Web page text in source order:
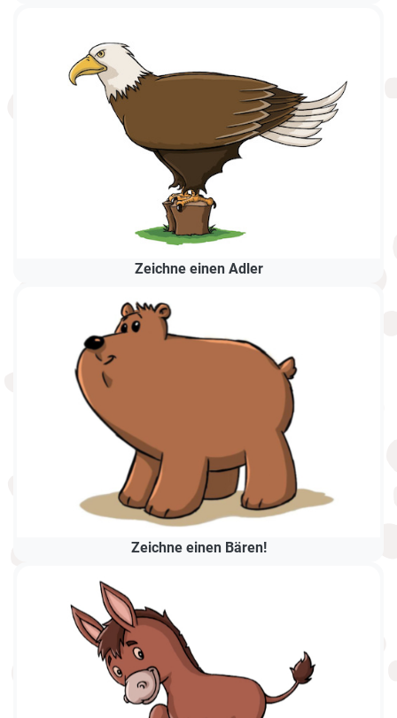
Zeichne einen Adler
Zeichne einen Bären!